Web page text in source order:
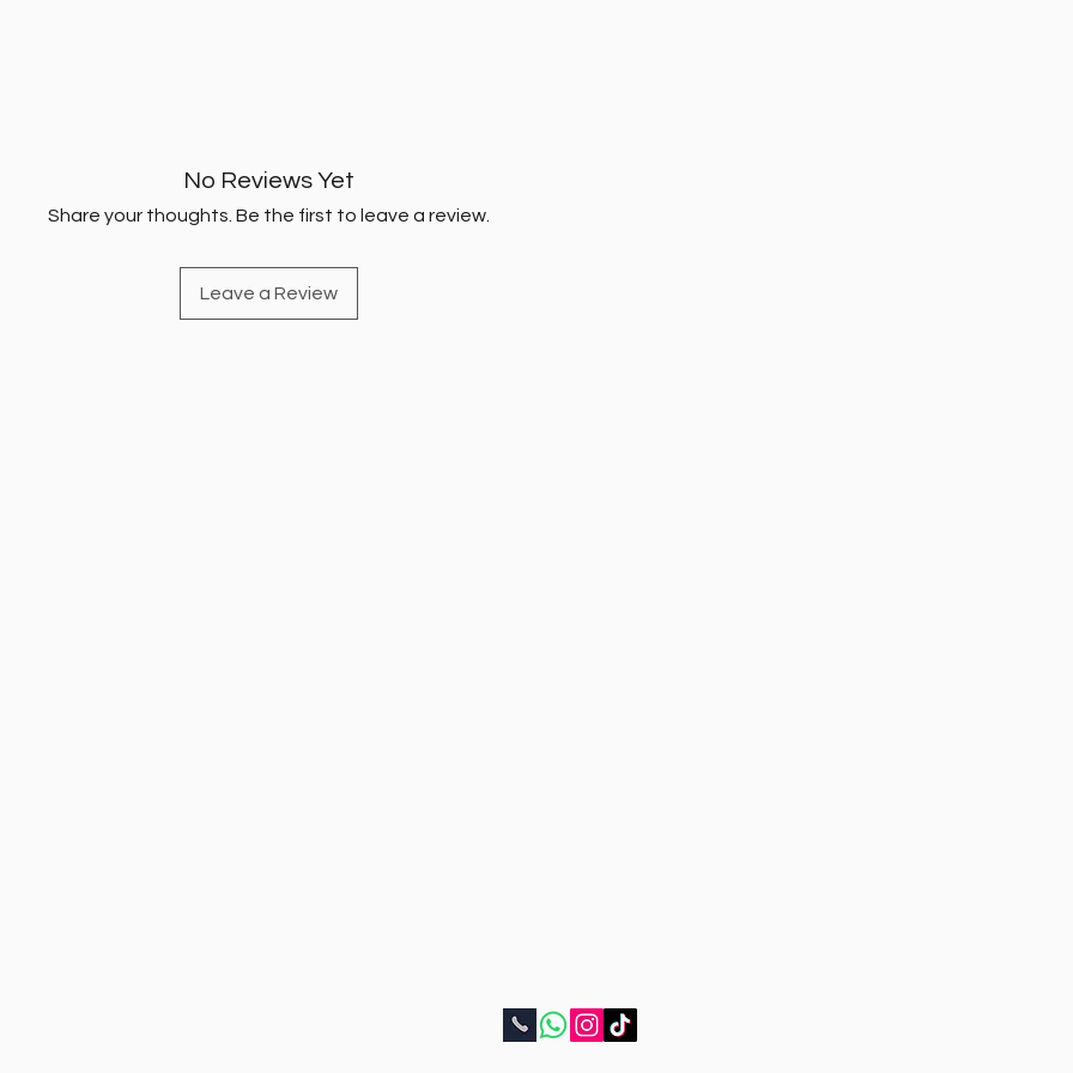
No Reviews Yet
Share your thoughts. Be the first to leave a review.
Leave a Review